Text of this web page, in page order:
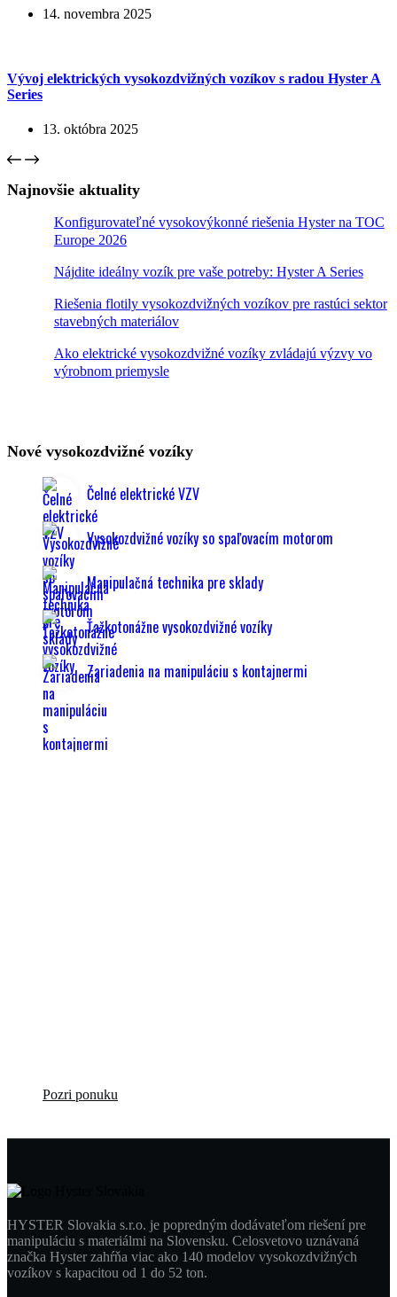
14. novembra 2025
Vývoj elektrických vysokozdvižných vozíkov s radou Hyster A
Series
13. októbra 2025
Najnovšie aktuality
Konfigurovateľné vysokovýkonné riešenia Hyster na TOC
Europe 2026
Nájdite ideálny vozík pre vaše potreby: Hyster A Series
Riešenia flotily vysokozdvižných vozíkov pre rastúci sektor
stavebných materiálov
Ako elektrické vysokozdvižné vozíky zvládajú výzvy vo
výrobnom priemysle
Nové vysokozdvižné vozíky
Čelné elektrické VZV
Vysokozdvižné vozíky so spaľovacím motorom
Manipulačná technika pre sklady
Ťažkotonážne vysokozdvižné vozíky
Zariadenia na manipuláciu s kontajnermi
Pozri ponuku
HYSTER Slovakia s.r.o. je popredným dodávateľom riešení pre
manipuláciu s materiálmi na Slovensku. Celosvetovo uznávaná
značka Hyster zahŕňa viac ako 140 modelov vysokozdvižných
vozíkov s kapacitou od 1 do 52 ton.